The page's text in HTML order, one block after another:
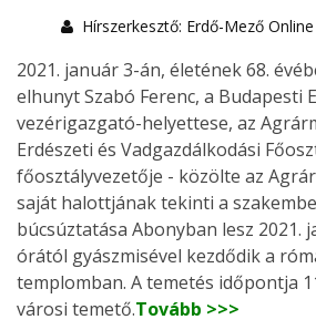
Hírszerkesztő: Erdő-Mező Online
2021. január 3-án, életének 68.
elhunyt Szabó Ferenc, a Budapesti
vezérigazgató-helyettese, az
Erdészeti és Vadgazdálkodási
főosztályvezetője - közölte az
saját halottjának tekinti a
búcsúztatása Abonyban lesz 2021.
órától gyászmisével kezdődik a
templomban. A temetés időpontja
városi temető.Tovább >>>